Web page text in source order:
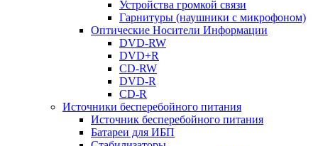
Устройства громкой связи
Гарнитуры (наушники с микрофоном)
Оптические Носители Информации
DVD-RW
DVD+R
CD-RW
DVD-R
CD-R
Источники бесперебойного питания
Источник бесперебойного питания
Батареи для ИБП